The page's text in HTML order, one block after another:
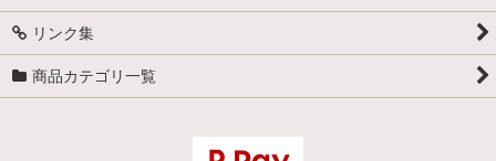
リンク集
商品カテゴリ一覧